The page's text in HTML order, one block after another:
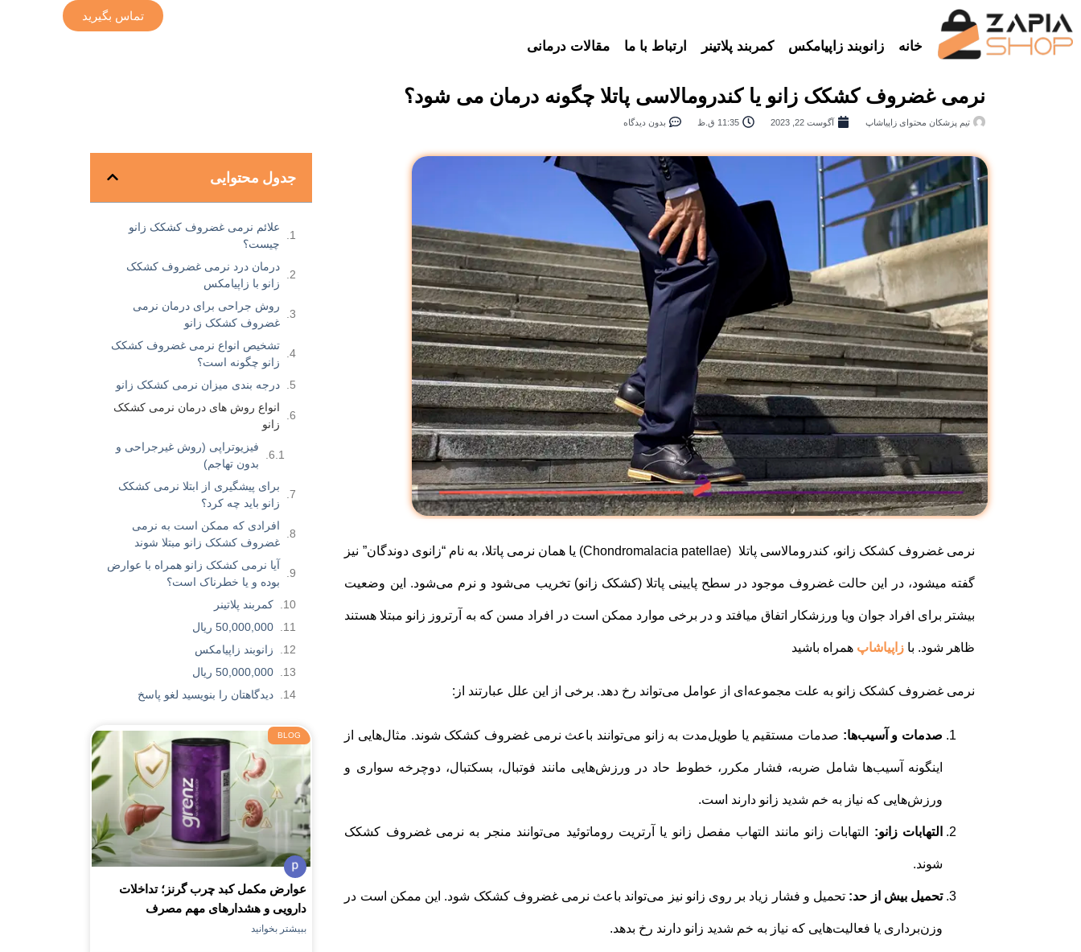
خانه زانوبند زاپیامکس کمربند پلاتینر ارتباط با ما مقالات درمانی
تماس بگیرید
نرمی غضروف کشکک زانو یا کندرومالاسی پاتلا چگونه درمان می شود؟
تیم پزشکان محتوای زاپیاشاپ آگوست 22, 2023 11:35 ق.ظ بدون دیدگاه
نرمی غضروف کشکک زانو، کندرومالاسی پاتلا (Chondromalacia patellae) یا همان نرمی پاتلا، به نام “زانوی دوندگان” نیز
گفته میشود، در این حالت غضروف موجود در سطح پایینی پاتلا (کشکک زانو) تخریب می‌شود و نرم می‌شود. این وضعیت
بیشتر برای افراد جوان ویا ورزشکار اتفاق میافتد و در برخی موارد ممکن است در افراد مسن که به آرتروز زانو مبتلا هستند
ظاهر شود. با زاپیاشاپ همراه باشید
نرمی غضروف کشکک زانو به علت مجموعه‌ای از عوامل می‌تواند رخ دهد. برخی از این علل عبارتند از:
صدمات و آسیب‌ها: صدمات مستقیم یا طویل‌مدت به زانو می‌توانند باعث نرمی غضروف کشکک شوند. مثال‌هایی از
اینگونه آسیب‌ها شامل ضربه، فشار مکرر، خطوط حاد در ورزش‌هایی مانند فوتبال، بسکتبال، دوچرخه سواری و
ورزش‌هایی که نیاز به خم شدید زانو دارند است.
التهابات زانو: التهابات زانو مانند التهاب مفصل زانو یا آرتریت روماتوئید می‌توانند منجر به نرمی غضروف کشکک
شوند.
تحمیل بیش از حد: تحمیل و فشار زیاد بر روی زانو نیز می‌تواند باعث نرمی غضروف کشکک شود. این ممکن است در
وزن‌برداری یا فعالیت‌هایی که نیاز به خم شدید زانو دارند رخ بدهد.
جدول محتوایی
علائم نرمی غضروف کشکک زانو
چیست؟
درمان درد نرمی غضروف کشکک
زانو با زاپیامکس
روش جراحی برای درمان نرمی
غضروف کشکک زانو
تشخیص انواع نرمی غضروف کشکک
زانو چگونه است؟
درجه بندی میزان نرمی کشکک زانو
انواع روش های درمان نرمی کشکک
زانو
فیزیوتراپی (روش غیرجراحی و
بدون تهاجم)
برای پیشگیری از ابتلا نرمی کشکک
زانو باید چه کرد؟
افرادی که ممکن است به نرمی
غضروف کشکک زانو مبتلا شوند
آیا نرمی کشکک زانو همراه با عوارض
بوده و یا خطرناک است؟
کمربند پلاتینر
50,000,000 ریال
زانوبند زاپیامکس
50,000,000 ریال
دیدگاهتان را بنویسید لغو پاسخ
BLOG
عوارض مکمل کبد چرب گرنز؛ تداخلات
دارویی و هشدارهای مهم مصرف
ببیشتر بخوانید